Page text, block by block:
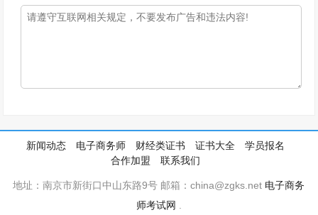
新闻动态 电子商务师 财经类证书 证书大全
学员报名
合作加盟
联系我们
地址：南京市新街口中山东路9号 邮箱：china@zgks.net 电子商务
师考试网